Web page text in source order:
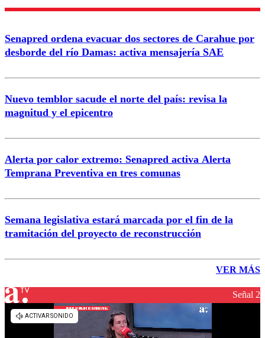
Enviar comentario
Senapred ordena evacuar dos sectores de Carahue por
desborde del río Damas: activa mensajería SAE
Nuevo temblor sacude el norte del país: revisa la
magnitud y el epicentro
Alerta por calor extremo: Senapred activa Alerta
Temprana Preventiva en tres comunas
Semana legislativa estará marcada por el fin de la
tramitación del proyecto de reconstrucción
VER MÁS
Señal 2